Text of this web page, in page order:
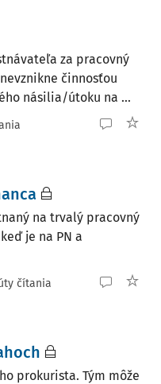
za pracovný
činnosťou
násilia/útoku na ...
na trvalý pracovný
je na PN a
čítania
prokurista. Tým môže